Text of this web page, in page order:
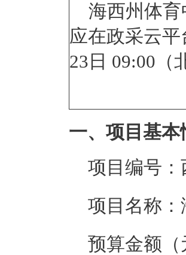
海西州体
应在政采云
23日 09:00
一、项目基本
项目编号：
项目名称：
预算金额（